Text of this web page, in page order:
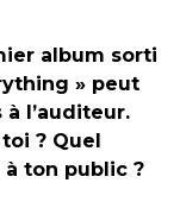
album sorti
» peut
l’auditeur.
? Quel
ton public ?